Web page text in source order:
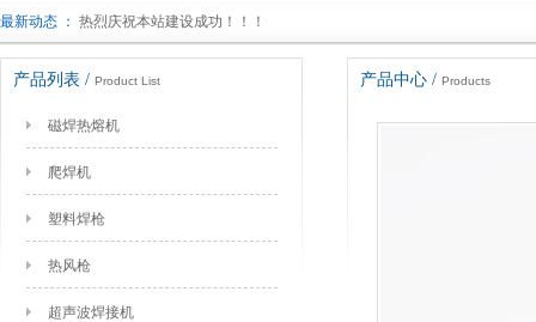
最新动态 ： 热烈庆祝本站建设成功！！！
产品列表 / Product List
磁焊热熔机
爬焊机
塑料焊枪
热风枪
超声波焊接机
产品中心 / Products